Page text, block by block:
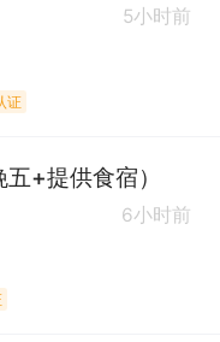
5小时前
证
+提供食宿）
6小时前